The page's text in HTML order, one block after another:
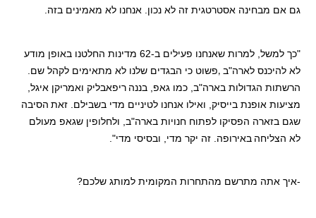
גם אם מבחינה אסטרטגית זה לא נכון. אנחנו לא מאמינים בזה.
"כך למשל, למרות שאנחנו פעילים ב-62 מדינות החלטנו באופן מודע
לא להיכנס לארה"ב ,פשוט כי הבגדים שלנו לא מתאימים לקהל שם.
הרשתות הגדולות בארה"ב, כמו גאפ, בננה ריפאבליק ואמריקן איגל,
מציעות אופנת בייסיק, ואילו אנחנו לטיניים מדי בשבילם. זאת הסיבה
שגם בזארה הפסיקו לפתוח חנויות בארה"ב, ולחלופין שגאפ מעולם
לא הצליחה באירופה. זה יקר מדי, ובסיסי מדי".
-איך אתה מתרשם מהתחרות המקומית למותג שלכם?